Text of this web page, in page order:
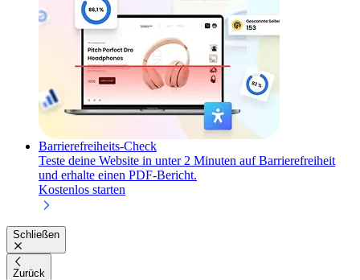
Barrierefreiheits-Check
Teste deine Website in unter 2 Minuten auf Barrierefreiheit
und erhalte einen PDF-Bericht.
Kostenlos starten
Schließen
Zurück